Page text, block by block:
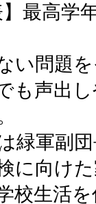
】最高
い問題
も声出
緑軍副
に向け
校生活